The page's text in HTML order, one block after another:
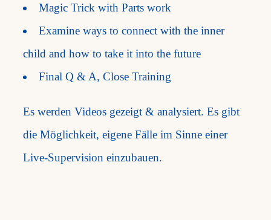
Magic Trick with Parts work
Examine ways to connect with the inner
child and how to take it into the future
Final Q & A, Close Training
Es werden Videos gezeigt & analysiert. Es gibt
die Möglichkeit, eigene Fälle im Sinne einer
Live-Supervision einzubauen.